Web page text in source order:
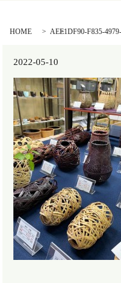
HOME AEE1DF90-F835-
2022-05-10